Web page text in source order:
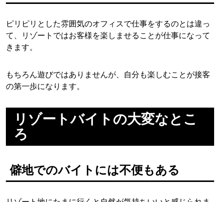
ピリピリとした雰囲気のオフィスで仕事をするのとは違っ
て、リゾートではお客様を楽しませることが仕事になって
きます。
もちろん遊びではありませんが、自分も楽しむことが接客
の第一歩になります。
リゾートバイトの大変なとこ
ろ
僻地でのバイトには不便もある